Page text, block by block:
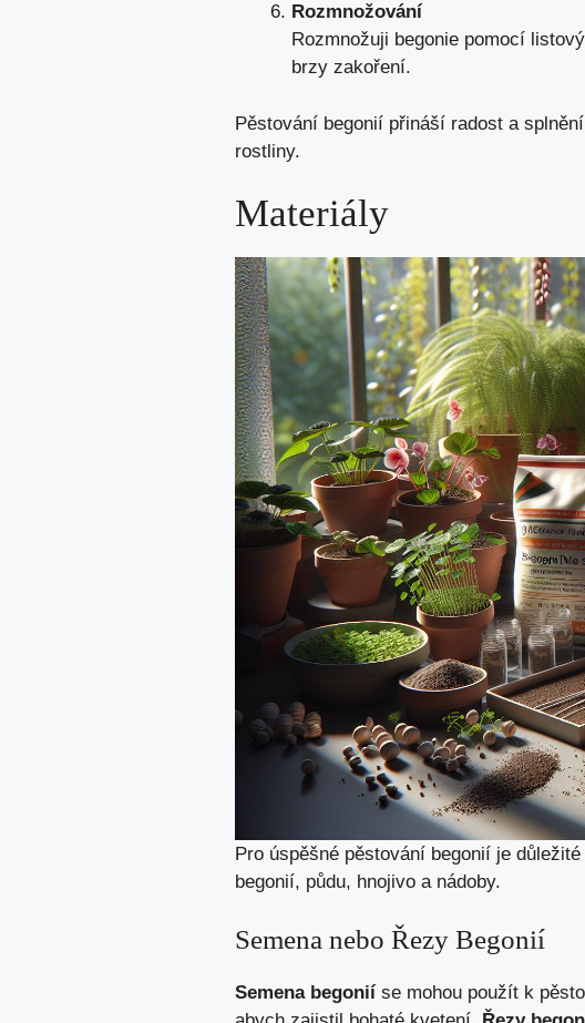
Rozmnožování
Rozmnožuji begonie pomocí
brzy zakoření.
Pěstování begonií přináší radost a
rostliny.
Materiály
Pro úspěšné pěstování begonií je
begonií, půdu, hnojivo a nádoby.
Semena nebo Řezy Begonií
Semena begonií se mohou použít k